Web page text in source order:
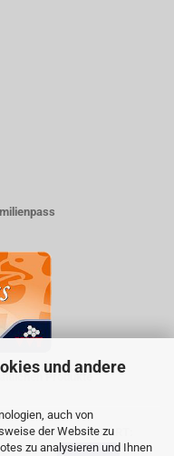
und andere
auch von
der Website zu
zu analysieren und Ihnen
Produkte
VERSANDART: